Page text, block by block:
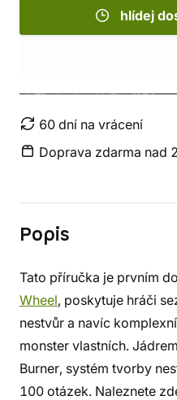
hlídej
60 dní na vrácení
Doprava zdarma nad
Popis
Tato příručka je prvním
Wheel, poskytuje hráči
nestvůr a navíc
monster vlastních.
Burner, systém tvorby
100 otázek. Naleznete